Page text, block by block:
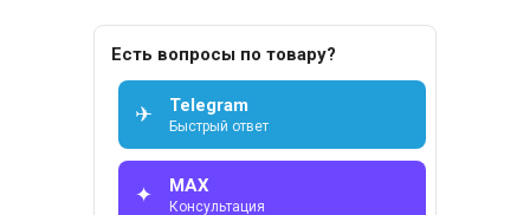
Есть вопросы по товару?
✈ Telegram
Быстрый ответ
✦ MAX
Консультация